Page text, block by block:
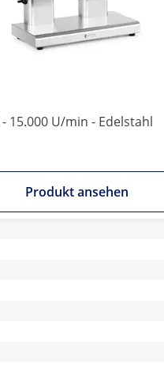
15.000 U/min - Edelstahl
Produkt ansehen